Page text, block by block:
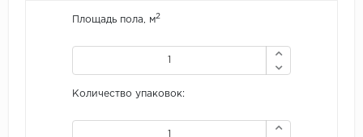
Jinan PDM
KDF
Площадь пола, м2
Количество упаковок: